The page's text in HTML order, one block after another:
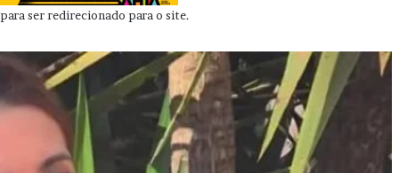
ser redirecionado para o site.